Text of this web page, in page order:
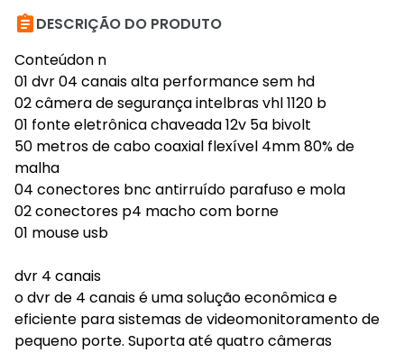
DESCRIÇÃO DO PRODUTO
Conteúdon n
01 dvr 04 canais alta performance sem hd
02 câmera de segurança intelbras vhl 1120 b
01 fonte eletrônica chaveada 12v 5a bivolt
50 metros de cabo coaxial flexível 4mm 80% de
malha
04 conectores bnc antirruído parafuso e mola
02 conectores p4 macho com borne
01 mouse usb
dvr 4 canais
o dvr de 4 canais é uma solução econômica e
eficiente para sistemas de videomonitoramento de
pequeno porte. Suporta até quatro câmeras